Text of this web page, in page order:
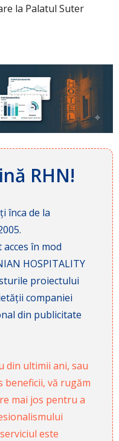
la Palatul Suter
RHN!
înca de la
în mod
HOSPITALITY
proiectului
companiei
din publicitate
din ultimii ani, sau
beneficii, vă rugăm
mai jos pentru a
este